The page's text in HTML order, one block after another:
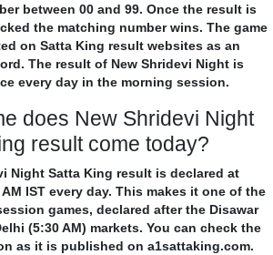
between 00 and 99. Once the result is
the matching number wins. The game
on Satta King result websites as an
The result of New Shridevi Night is
every day in the morning session.
does New Shridevi Night
result come today?
Night Satta King result is declared at
IST every day. This makes it one of the
games, declared after the Disawar
(5:30 AM) markets. You can check the
as it is published on a1sattaking.com.